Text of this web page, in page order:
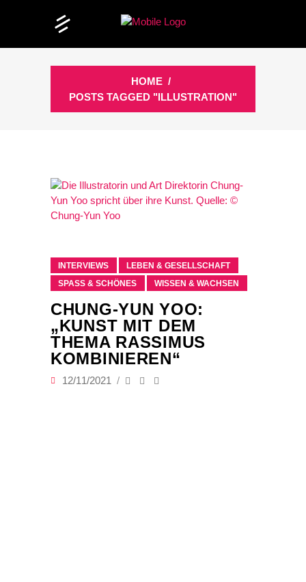
HOME /
POSTS TAGGED "ILLUSTRATION"
INTERVIEWS
LEBEN & GESELLSCHAFT
SPASS & SCHÖNES
WISSEN & WACHSEN
CHUNG-YUN YOO:
„KUNST MIT DEM
THEMA RASSIMUS
KOMBINIEREN“
12/11/2021